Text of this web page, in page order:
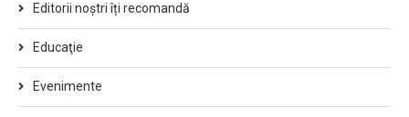
Editorii noștri îți recomandă
Educaţie
Evenimente